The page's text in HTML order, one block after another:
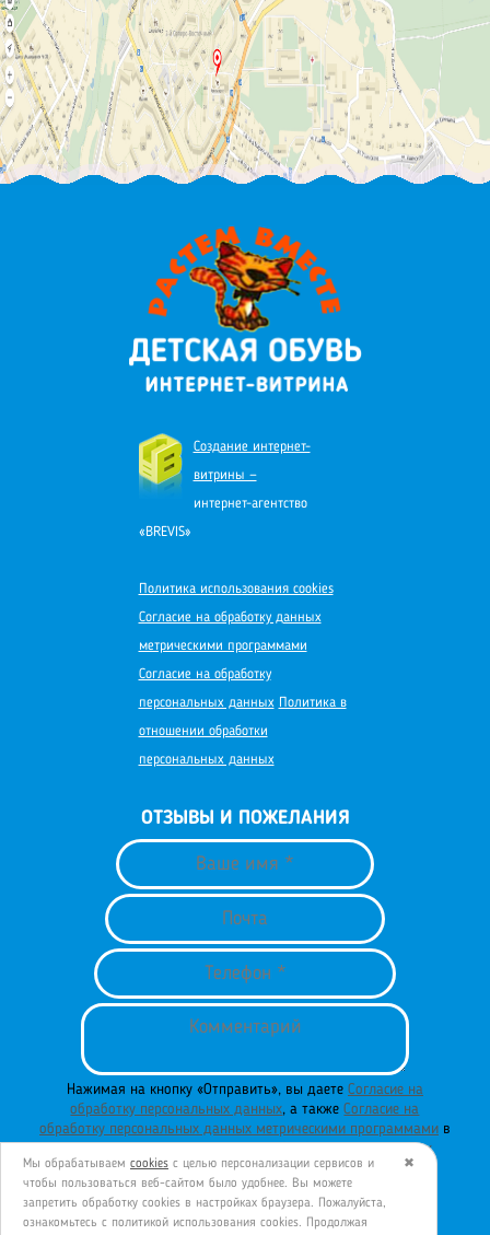
Создание интернет-
витрины —
интернет-агентство
«BREVIS»
Политика использования cookies
Согласие на обработку данных
метрическими программами
Согласие на обработку
персональных данных
Политика в
отношении обработки
персональных данных
ОТЗЫВЫ И ПОЖЕЛАНИЯ
Нажимая на кнопку «Отправить», вы даете Согласие на
обработку персональных данных, а такжеСогласие на
обработку персональных данных метрическими программамив
Политики обработки персональных
данных. ✖
Мы обрабатываем cookies с целью персонализации сервисов и
чтобы пользоваться веб-сайтом было удобнее. Вы можете
запретить обработку сookies в настройках браузера. Пожалуйста,
ознакомьтесь с политикой использования cookies. Продолжая